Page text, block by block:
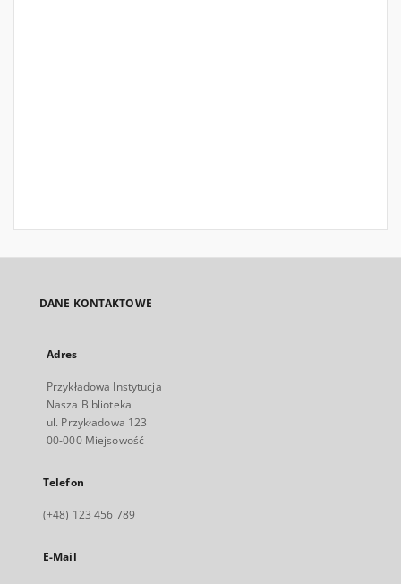
DANE KONTAKTOWE
Adres
Przykładowa Instytucja
Nasza Biblioteka
ul. Przykładowa 123
00-000 Miejsowość
Telefon
(+48) 123 456 789
E-Mail